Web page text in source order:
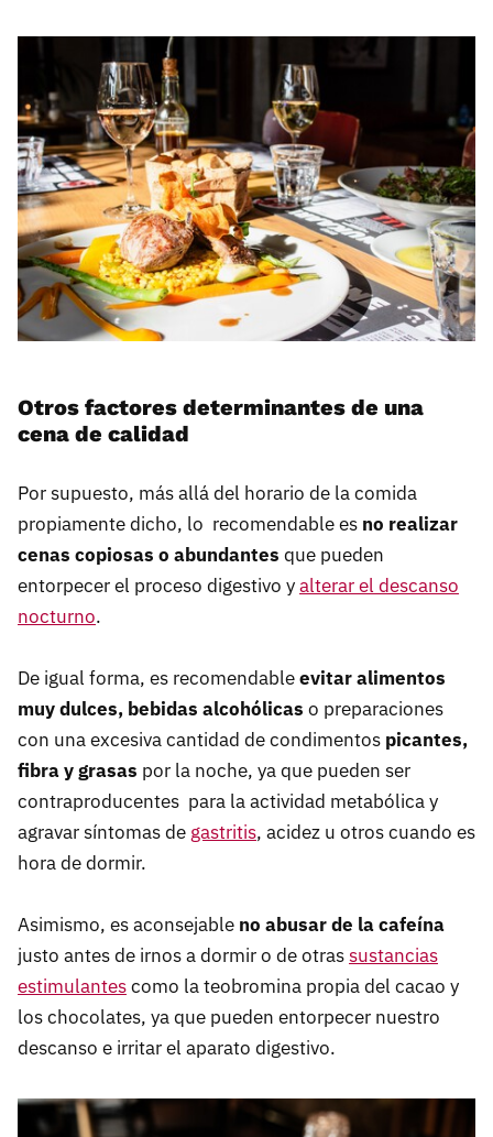
Otros factores determinantes de una
cena de calidad
Por supuesto, más allá del horario de la comida
propiamente dicho, lo recomendable es no realizar
cenas copiosas o abundantes que pueden
entorpecer el proceso digestivo yalterar el descanso
nocturno.
De igual forma, es recomendableevitar alimentos
muy dulces, bebidas alcohólicas o preparaciones
con una excesiva cantidad de condimentos picantes,
fibra y grasas por la noche, ya que pueden ser
contraproducentes para la actividad metabólica y
agravar síntomas de gastritis, acidez u otros cuando es
hora de dormir.
Asimismo, es aconsejable no abusar de la cafeína
justo antes de irnos a dormir o de otrassustancias
estimulantescomo la teobromina propia del cacao y
los chocolates, ya que pueden entorpecer nuestro
descanso e irritar el aparato digestivo.